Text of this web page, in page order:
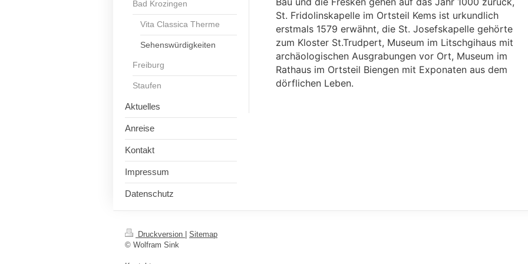
Bad Krozingen
Vita Classica Therme
Sehenswürdigkeiten
Freiburg
Staufen
Aktuelles
Anreise
Kontakt
Impressum
Datenschutz
St. Fridolinskapelle im Ortsteil Kems ist urkundlich
erstmals 1579 erwähnt, die St. Josefskapelle gehörte
zum Kloster St.Trudpert, Museum im Litschgihaus mit
archäologischen Ausgrabungen vor Ort, Museum im
Rathaus im Ortsteil Biengen mit Exponaten aus dem
dörflichen Leben.
Druckversion
Sitemap
© Wolfram Sink